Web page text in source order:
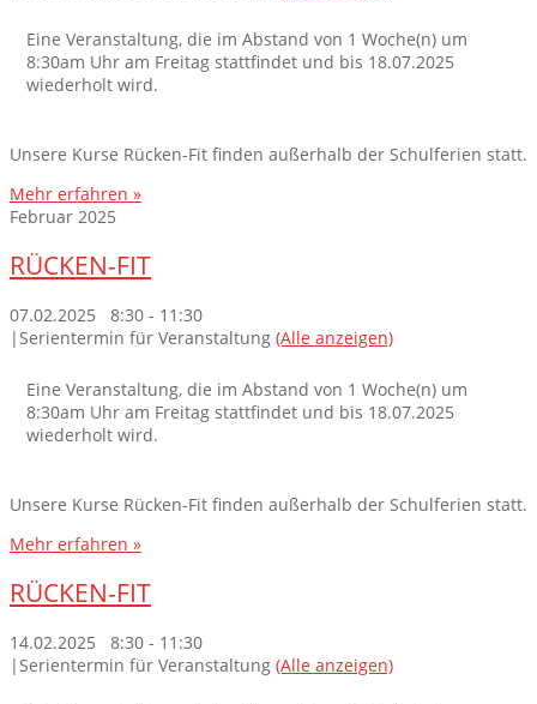
Eine Veranstaltung, die im Abstand von 1 Woche(n) um
8:30am Uhr am Freitag stattfindet und bis 18.07.2025
wiederholt wird.
Unsere Kurse Rücken-Fit finden außerhalb der Schulferien statt.
Mehr erfahren »
Februar 2025
RÜCKEN-FIT
07.02.2025 8:30 - 11:30
| Serientermin für Veranstaltung (Alle anzeigen)
Eine Veranstaltung, die im Abstand von 1 Woche(n) um
8:30am Uhr am Freitag stattfindet und bis 18.07.2025
wiederholt wird.
Unsere Kurse Rücken-Fit finden außerhalb der Schulferien statt.
Mehr erfahren »
RÜCKEN-FIT
14.02.2025 8:30 - 11:30
| Serientermin für Veranstaltung (Alle anzeigen)